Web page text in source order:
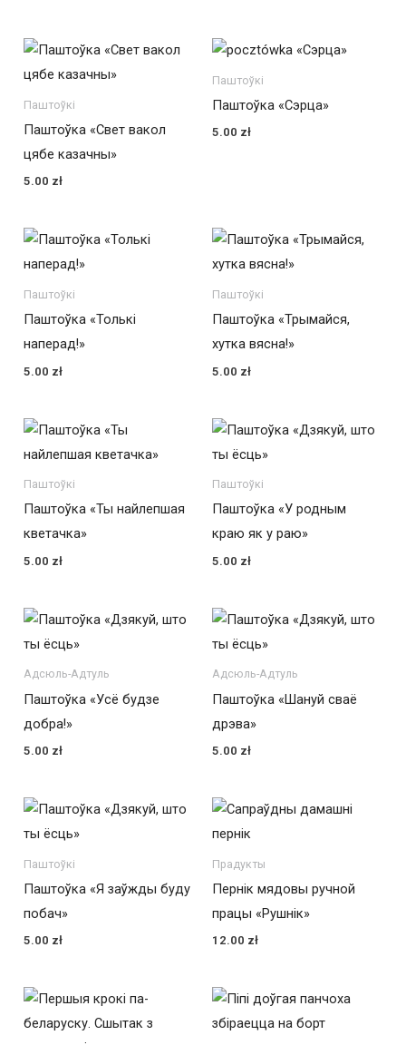
Паштоўкі
Паштоўка «Свет вакол
цябе казачны»
5.00 zł
Паштоўкі
Паштоўка «Сэрца»
5.00 zł
Паштоўкі
Паштоўка «Толькі
наперад!»
5.00 zł
Паштоўкі
Паштоўка «Трымайся,
хутка вясна!»
5.00 zł
Паштоўкі
Паштоўка «Ты найлепшая
кветачка»
5.00 zł
Паштоўкі
Паштоўка «У родным
краю як у раю»
5.00 zł
Адсюль-Адтуль
Паштоўка «Усё будзе
добра!»
5.00 zł
Адсюль-Адтуль
Паштоўка «Шануй сваё
дрэва»
5.00 zł
Паштоўкі
Паштоўка «Я заўжды буду
побач»
5.00 zł
Прадукты
Пернік мядовы ручной
працы «Рушнік»
12.00 zł